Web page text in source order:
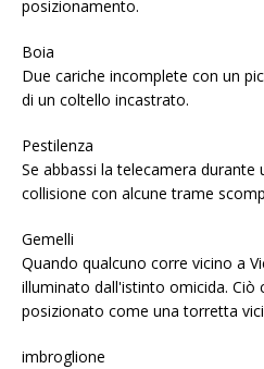
posizionamento.
Boia
Due cariche incomplete con un
di un coltello incastrato.
Pestilenza
Se abbassi la telecamera durante
collisione con alcune trame
Gemelli
Quando qualcuno corre vicino a
illuminato dall'istinto omicida. Ciò
posizionato come una torretta
imbroglione